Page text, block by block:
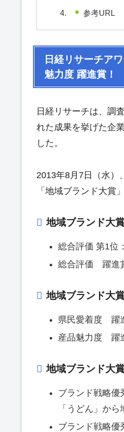
参考URL
日経リサーチア
魅力度 躍進賞！
日経リサーチは、調
れた成果を挙げた企
した。
2013年8月7日（水）
「地域ブランド大賞
地域ブランド大
総合評価 第1位
総合評価 躍進
地域ブランド大
県民愛着度 躍
産品魅力度 躍
地域ブランド大
ブランド戦略優
「うどん」か
ブランド戦略優